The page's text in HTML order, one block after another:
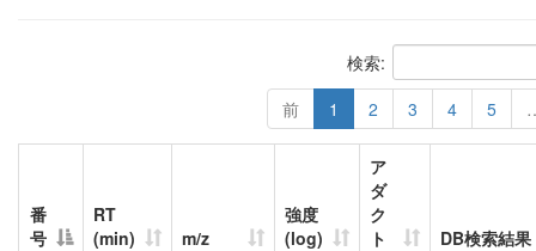
検索:
前
1 2 3 4 5
番
号
RT
(min)
m/z
強度
(log)
ア
ダ
ク
ト
DB検索結果